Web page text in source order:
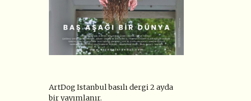
ArtDog Istanbul basılı dergi 2 ayda
bir yayımlanır.